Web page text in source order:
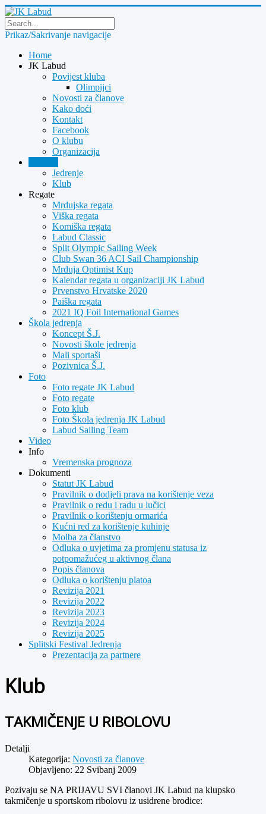
Prikaz/Sakrivanje navigacije
Home
JK Labud
Povijest kluba
Olimpijci
Novosti za članove
Kako doći
Kontakt
Facebook
O klubu
Organizacija
Jedrenje
Klub
Regate
Mrdujska regata
Viška regata
Komiška regata
Labud Classic
Split Olympic Sailing Week
Club Swan 36 ACI Sail Championship
Mrduja Optimist Kup
Kalendar regata u organizaciji JK Labud
Prvenstvo Hrvatske 2020
Paiška regata
2021 IQ Foil International Games
Škola jedrenja
Koncept Š.J.
Novosti škole jedrenja
Mali sportaši
Pozivnica Š.J.
Foto
Foto regate JK Labud
Foto regate
Foto klub
Foto Škola jedrenja JK Labud
Labud Sailing Team
Video
Info
Vremenska prognoza
Dokumenti
Statut JK Labud
Pravilnik o dodjeli prava na korištenje veza
Pravilnik o redu i radu u lučici
Pravilnik o korištenju ormarića
Kućni red za korištenje kuhinje
Molba za članstvo
Odluka o uvjetima za promjenu statusa iz
potpomažućeg u aktivnog člana
Popis članova
Odluka o korištenju platoa
Revizija 2021
Revizija 2022
Revizija 2023
Revizija 2024
Revizija 2025
Splitski Festival Jedrenja
Prezentacija za partnere
Klub
TAKMIČENJE U RIBOLOVU
Detalji
Kategorija: Novosti za članove
Objavljeno: 22 Svibanj 2009
Pozivaju se NA PRIJAVU SVI članovi JK Labud na klupsko
takmičenje u sportskom ribolovu iz usidrene brodice: